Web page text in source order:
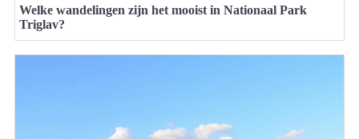
Welke wandelingen zijn het mooist in Nationaal Park
Triglav?